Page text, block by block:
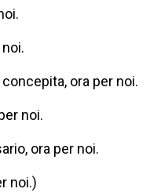
ora per noi.
noi.
ora per noi.
noi.)